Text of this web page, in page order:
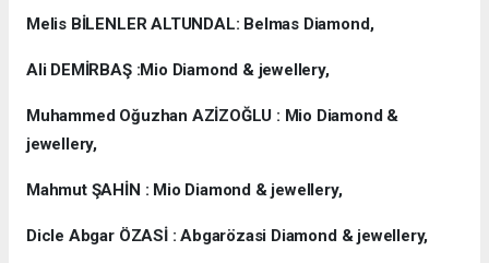
Melis BİLENLER ALTUNDAL: Belmas Diamond,
Ali DEMİRBAŞ :Mio Diamond & jewellery,
Muhammed Oğuzhan AZİZOĞLU : Mio Diamond &
jewellery,
Mahmut ŞAHİN : Mio Diamond & jewellery,
Dicle Abgar ÖZASİ : Abgarözasi Diamond & jewellery,